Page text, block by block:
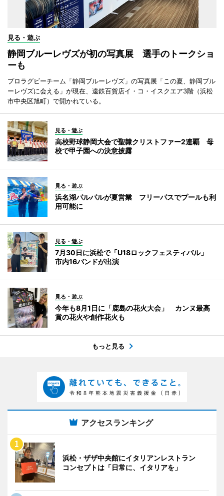
見る・遊ぶ
静岡ブルーレヴズが初の写真展 選手のトークショ
ーも
プロラグビーチーム「静岡ブルーレヴズ」の写真展「この夏、静岡ブル
ーレヴズに会える」が現在、遠鉄百貨店イ・コ・イスクエア3階（浜松
市中央区旭町）で開かれている。
見る・遊ぶ
高校野球静岡大会で聖隷クリストファー2連覇 母
校で甲子園への決意披露
見る・遊ぶ
浜名湖パルパルが夏営業 フリーパスでプールも利
用可能に
見る・遊ぶ
7月30日に浜松で「U18ロックフェスティバル」
市内16バンドが出演
見る・遊ぶ
今年も8月1日に「鹿島の花火大会」 カンヌ最高
賞の花火や創作花火も
もっと見る
アクセスランキング
浜松・ザザ中央館にイタリアンレストラン
コンセプトは「日常に、イタリアを」